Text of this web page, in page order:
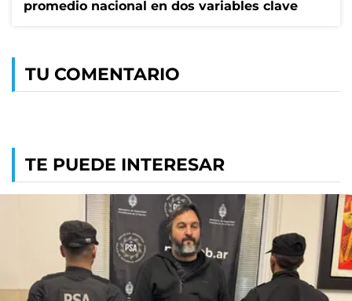
promedio nacional en dos variables clave
TU COMENTARIO
TE PUEDE INTERESAR